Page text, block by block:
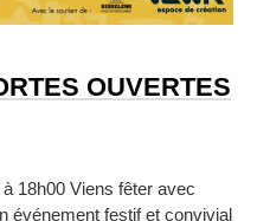
OUVERTES
18h00 Viens fêter avec
événement festif et convivial